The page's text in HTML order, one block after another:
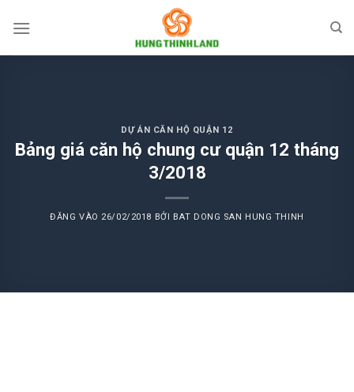
qua
DỰ ÁN CĂN HỘ QUẬN 12
Bảng giá căn hộ chung cư quận 12 tháng
3/2018
ĐĂNG VÀO 26/02/2018 BỞI BAT DONG SAN HUNG THINH